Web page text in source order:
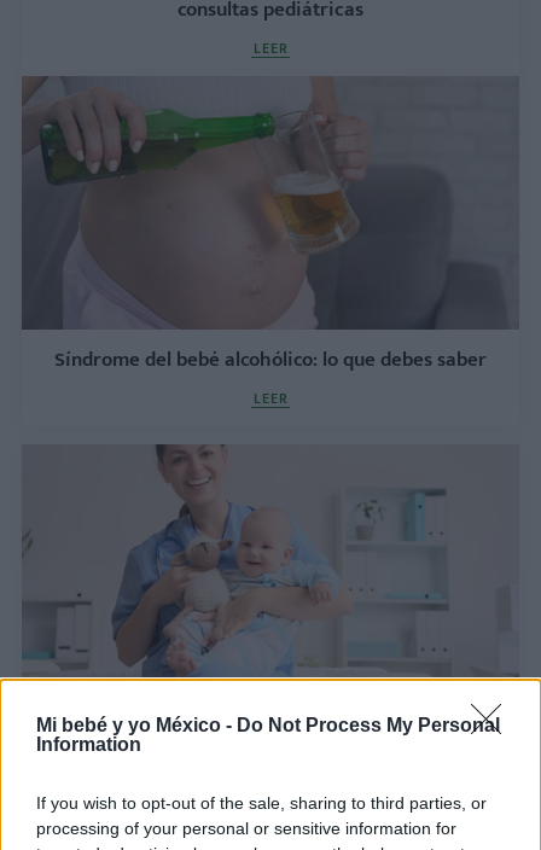
Mi bebé y yo México - Do Not Process My Personal
Information
If you wish to opt-out of the sale, sharing to third parties, or
processing of your personal or sensitive information for
consultas pediátricas
LEER
Síndrome del bebé alcohólico: lo que debes saber
LEER
La circu​ncisión: Un análisis integral desde la
LEER